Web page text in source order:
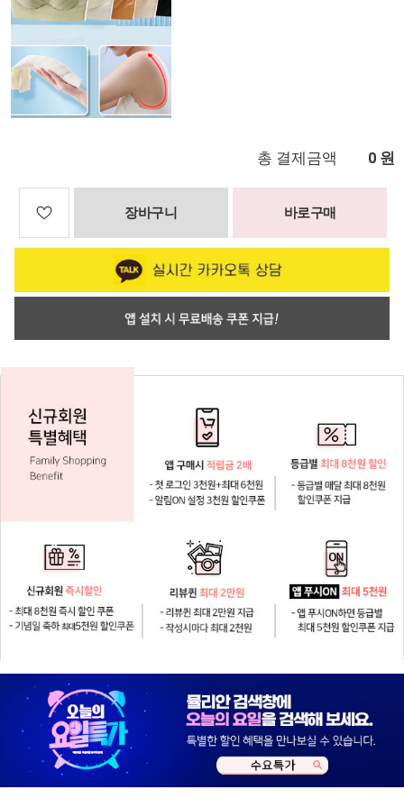
총 결제금액 0 원
장바구니 바로구매